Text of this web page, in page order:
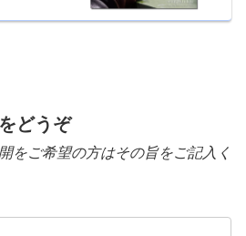
どうぞ
ご希望の方はその旨をご記入く